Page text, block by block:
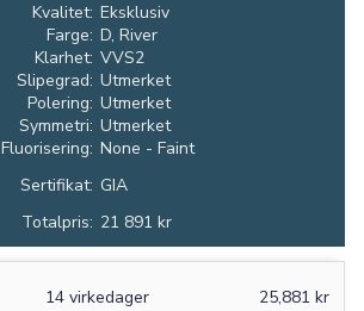
Kvalitet: Eksklusiv
Farge: D, River
Klarhet: VVS2
Slipegrad: Utmerket
Polering: Utmerket
Symmetri: Utmerket
Fluorisering: None - Faint
Sertifikat: GIA
Totalpris: 21 891 kr
25,881 kr
14 virkedager